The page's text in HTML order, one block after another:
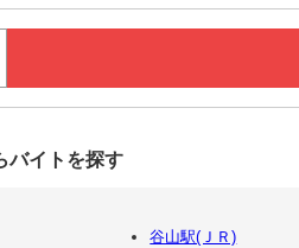
バイトを探す
谷山駅(ＪＲ)